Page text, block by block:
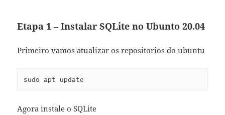
Etapa 1 – Instalar SQLite no Ubunto 20.04
Primeiro vamos atualizar os repositorios do ubuntu
sudo apt update
Agora instale o SQLite